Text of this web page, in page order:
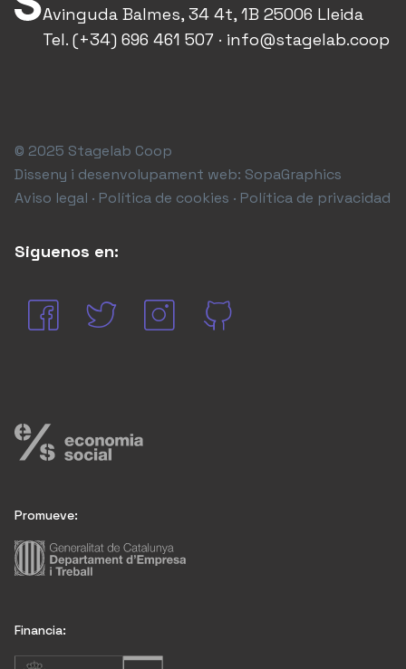
Avinguda Balmes, 34 4t, 1B 25006 Lleida
Tel. (+34) 696 461 507 · info@stagelab.coop
© 2025 Stagelab Coop
Disseny i desenvolupament web: SopaGraphics
Aviso legal · Política de cookies · Política de privacidad
Siguenos en:
Promueve:
Financia: